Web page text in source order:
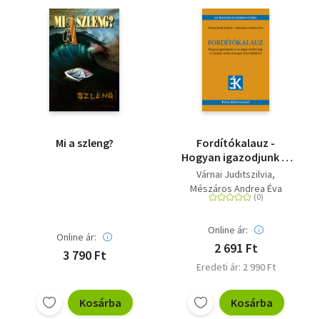
Társadalomtudomány
Természettudomány
Történelem
Mi a szleng?
Online ár:
3 790 Ft
Kosárba
Fordítókalauz -
Hogyan igazodjunk el
az angol nyelvű jogi és
európai uniós
szövegek
Várnai Juditszilvia
Mészáros Andrea Éva
Online ár:
2 691 Ft
Eredeti ár: 2 990 Ft
Kosárba